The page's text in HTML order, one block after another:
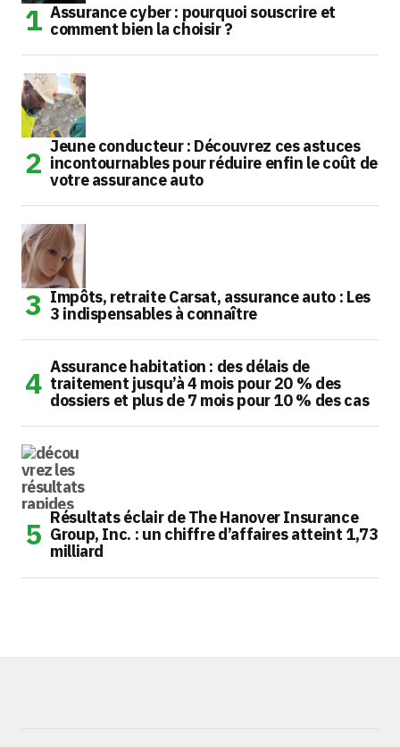
Assurance cyber : pourquoi souscrire et
comment bien la choisir ?
Jeune conducteur : Découvrez ces astuces
incontournables pour réduire enfin le coût de
votre assurance auto
Impôts, retraite Carsat, assurance auto : Les
3 indispensables à connaître
Assurance habitation : des délais de
traitement jusqu’à 4 mois pour 20 % des
dossiers et plus de 7 mois pour 10 % des cas
Résultats éclair de The Hanover Insurance
Group, Inc. : un chiffre d’affaires atteint 1,73
milliard